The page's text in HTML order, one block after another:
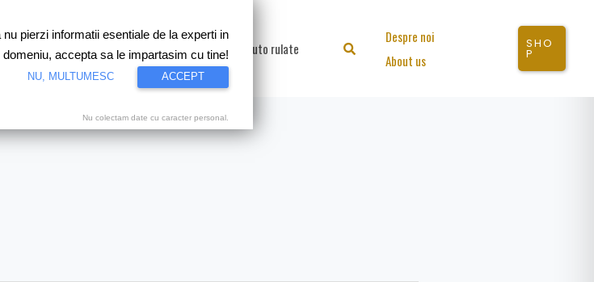
Motorsport Proiecte speciale Video Auto rulate Search
Despre noi
About us
SHO
P
nu pierzi informatii esentiale de la experti in
domeniu, accepta sa le impartasim cu tine!
NU, MULTUMESC ACCEPT
Nu colectam date cu caracter personal.